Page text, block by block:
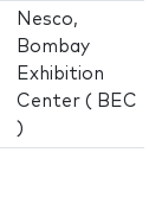
Nesco,
Bombay
Exhibition
Center ( BEC
)